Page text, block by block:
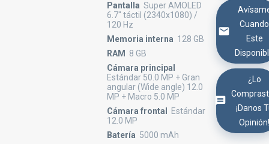
Pantalla Super AMOLED
6.7" táctil (2340x1080) /
120 Hz
Memoria interna 128 GB
RAM
8 GB
Cámara principal
Estándar 50.0 MP + Gran
angular (Wide angle) 12.0
MP + Macro 5.0 MP
Cámara frontal
Estándar
12.0 MP
Batería 5000 mAh
Cuando
Este
¿Lo
¡Danos